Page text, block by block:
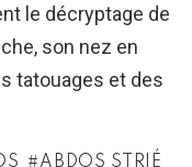
le décryptage de
son nez en
tatouages et des
ABDOS STRIÉ